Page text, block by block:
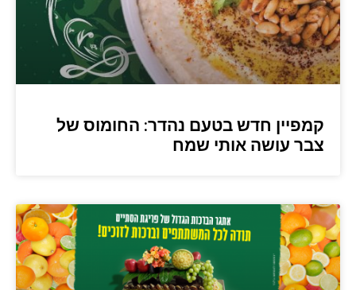
קמפיין חדש בטעם נהדר: החומוס של
צבר עושה אותי שמח